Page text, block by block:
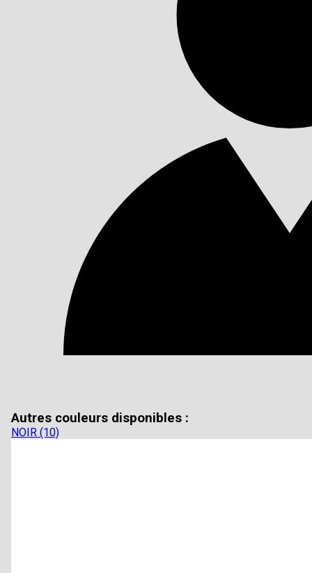
Autres couleurs disponibles :
NOIR (10)